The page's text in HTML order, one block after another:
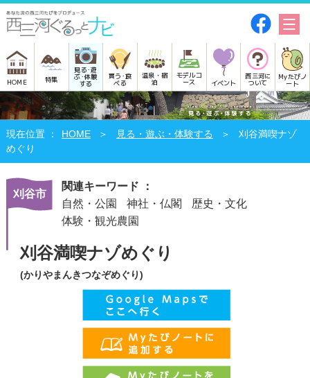
HOME 特集
見る･遊
ぶ･体験
する
買う･食
べる
温泉・宿
泊
モデルコ
ース イベント
西三河に
ついて
Myたびノ
ート
HOME 見る・遊ぶ・体験する
刈谷満喫ナゾ
めぐり
刈谷市
関連キーワード ：
自然・公園
神社・仏閣
歴史・文化
体験・観光農園
刈谷満喫ナゾめぐり
(かりやまんきつなぞめぐり)